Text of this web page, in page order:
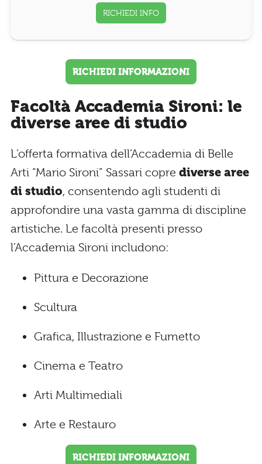
RICHIEDI INFO
RICHIEDI INFORMAZIONI
Facoltà Accademia Sironi: le
diverse aree di studio
L’offerta formativa dell’Accademia di Belle
Arti “Mario Sironi” Sassari copre diverse aree
di studio, consentendo agli studenti di
approfondire una vasta gamma di discipline
artistiche. Le facoltà presenti presso
l’Accademia Sironi includono:
Pittura e Decorazione
Scultura
Grafica, Illustrazione e Fumetto
Cinema e Teatro
Arti Multimediali
Arte e Restauro
RICHIEDI INFORMAZIONI